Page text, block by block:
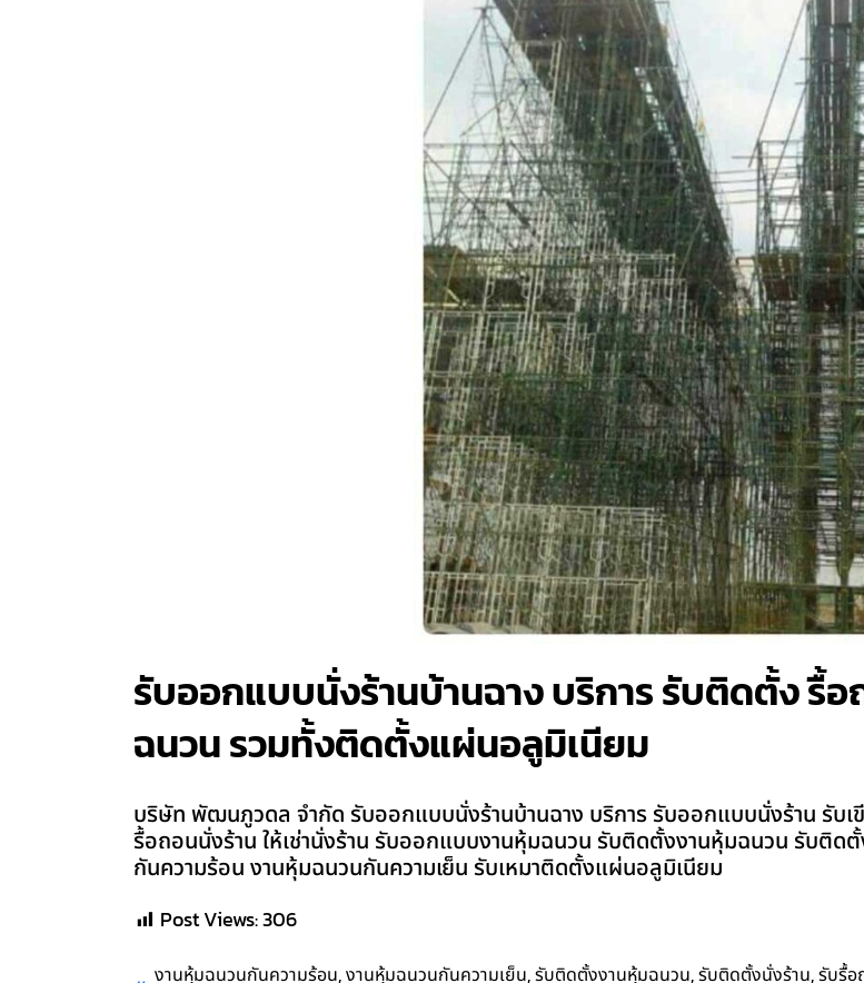
รับออกแบบนั่งร้านบ้านฉาง บริการ รับติดตั้ง รื้อ
ฉนวน รวมทั้งติดตั้งแผ่นอลูมิเนียม
บริษัท พัฒนภูวดล จำกัด รับออกแบบนั่งร้านบ้านฉาง บริการ รับออกแบบนั่งร้าน รับ
รื้อถอนนั่งร้าน ให้เช่านั่งร้าน รับออกแบบงานหุ้มฉนวน รับติดตั้งงานหุ้มฉนวน รับติ
กันความร้อน งานหุ้มฉนวนกันความเย็น รับเหมาติดตั้งแผ่นอลูมิเนียม
Post Views:306
งานหุ้มฉนวนกันความร้อน,งานหุ้มฉนวนกันความเย็น,รับติดตั้งงานหุ้มฉนวน,รับติดตั้งนั่งร้าน,รับรื้อ